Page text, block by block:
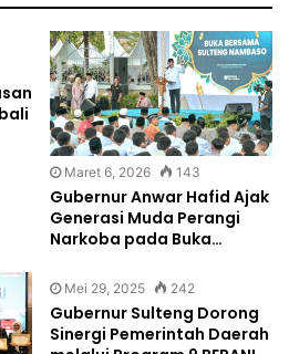
Maret 6, 2026 143
Gubernur Anwar Hafid Ajak
Generasi Muda Perangi
Narkoba pada Buka…
Mei 29, 2025 242
Gubernur Sulteng Dorong
Sinergi Pemerintah Daerah